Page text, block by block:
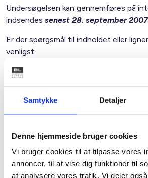
Samtykke Detaljer
Denne hjemmeside bruger cookies
Vi bruger cookies til at tilpasse vores
annoncer, til at vise dig funktioner til
at analysere vores trafik. Vi deler
Undersøgelsen kan gennemføres på
indsendessenest 28. september
Er der spørgsmål til indholdet eller
venligst:
Gitte Hodde, BL, på tlf. nr. 8733 1063.
gennemførelse kontakt venligst:
Med venlig hilsen
Gert Nielsen / Bent Madsen